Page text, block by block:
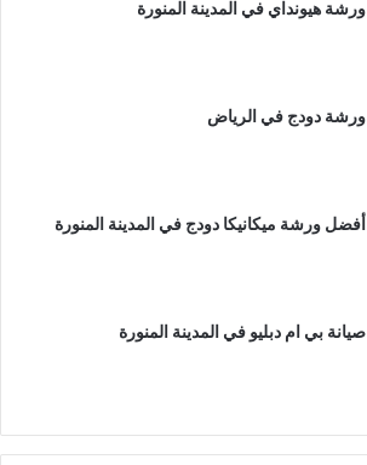
ورشة هيونداي في المدينة المنورة
ورشة دودج في الرياض
أفضل ورشة ميكانيكا دودج في المدينة المنورة
صيانة بي ام دبليو في المدينة المنورة